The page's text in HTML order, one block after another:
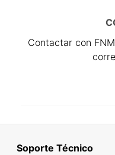
Contactar con
Soporte Técnico